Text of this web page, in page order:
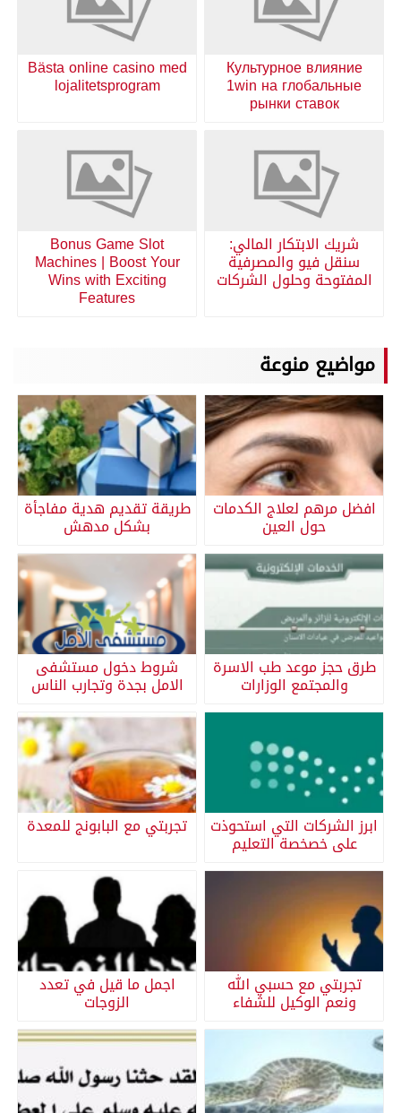
Культурное влияние
1win на глобальные
рынки ставок
Bästa online casino med
lojalitetsprogram
شريك الابتكار المالي:
سنقل فيو والمصرفية
المفتوحة وحلول الشركات
Bonus Game Slot
Machines | Boost Your
Wins with Exciting
Features
مواضيع منوعة
افضل مرهم لعلاج الكدمات
حول العين
طريقة تقديم هدية مفاجأة
بشكل مدهش
طرق حجز موعد طب الاسرة
والمجتمع الوزارات
شروط دخول مستشفى
الامل بجدة وتجارب الناس
ابرز الشركات التي استحوذت
على خصخصة التعليم
تجربتي مع البابونج للمعدة
تجربتي مع حسبي الله
ونعم الوكيل للشفاء
اجمل ما قيل في تعدد
الزوجات